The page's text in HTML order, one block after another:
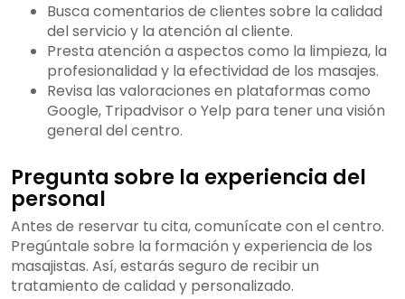
Busca comentarios de clientes sobre la calidad
del servicio y la atención al cliente.
Presta atención a aspectos como la limpieza, la
profesionalidad y la efectividad de los masajes.
Revisa las valoraciones en plataformas como
Google, Tripadvisor o Yelp para tener una visión
general del centro.
Pregunta sobre la experiencia del
personal
Antes de reservar tu cita, comunícate con el centro.
Pregúntale sobre la formación y experiencia de los
masajistas. Así, estarás seguro de recibir un
tratamiento de calidad y personalizado.